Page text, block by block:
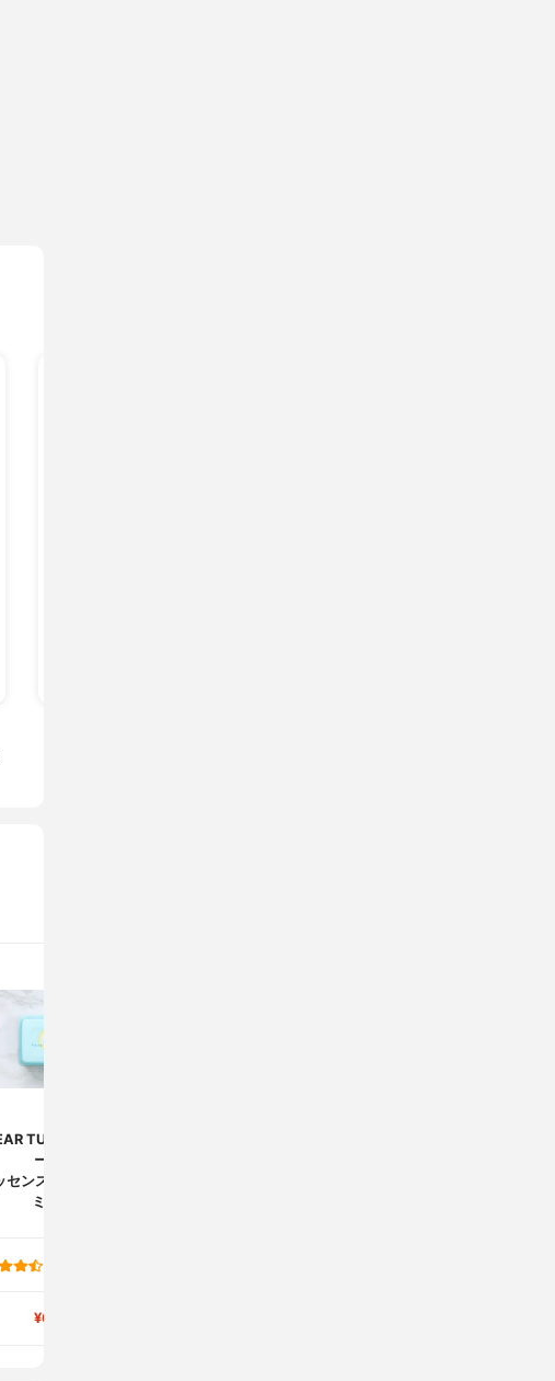
TURN(クリアタ
ーン)
センスマスク ビタ
ミンC
¥678